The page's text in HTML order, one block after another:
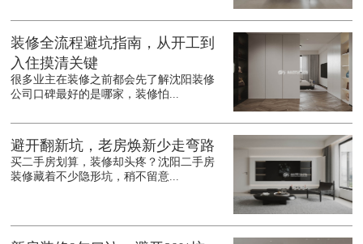
装修全流程避坑指南，从开工到
入住摸清关键
很多业主在装修之前都会先了解沈阳装修
公司口碑最好的是哪家，装修怕...
避开翻新坑，老房焕新少走弯路
买二手房划算，装修却头疼？沈阳二手房
装修藏着不少隐形坑，稍不留意...